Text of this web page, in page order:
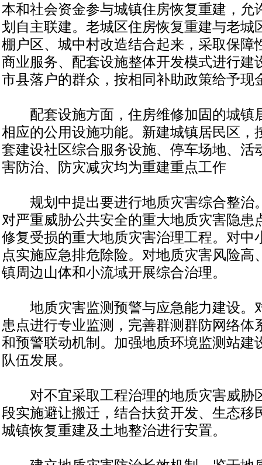
本和社会资金参与城镇住房恢复重建，允
划自主联建。老城区住房恢复重建与老城
棚户区、城中村改造结合起来，采取保障
商业服务、配套设施整体开发模式进行建
市县落户的群众，按相同补助政策给予现
配套设施方面，住房维修加固的城镇
相应的公用设施功能。新建城镇居民区，
套建设社区综合服务设施、停车场地、活
害防治、防灾减灾均为重建重点工作
规划中提出要进行地质灾害综合整治
对严重威胁公共安全的重大地质灾害隐患
修复受损的重大地质灾害治理工程。对中
点实施应急排危除险。对地质灾害风险高
镇周边山体和小流域开展综合治理。
地质灾害监测预警与应急能力建设。
患点进行专业监测，完善群测群防网络体
和预警联动机制。加强地质环境监测站建
队伍发展。
对不宜采取工程治理的地质灾害威胁
段实施避让搬迁，结合扶贫开发、生态移
城镇恢复重建及土地整治进行安置。